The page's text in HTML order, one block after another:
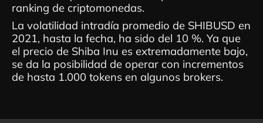
ranking de criptomonedas.
La volatilidad intradía promedio de SHIBUSD en
2021, hasta la fecha, ha sido del 10 %. Ya que
el precio de Shiba Inu es extremadamente bajo,
se da la posibilidad de operar con incrementos
de hasta 1.000 tokens en algunos brokers.